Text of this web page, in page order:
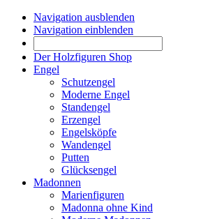
Navigation ausblenden
Navigation einblenden
Der Holzfiguren Shop
Engel
Schutzengel
Moderne Engel
Standengel
Erzengel
Engelsköpfe
Wandengel
Putten
Glücksengel
Madonnen
Marienfiguren
Madonna ohne Kind